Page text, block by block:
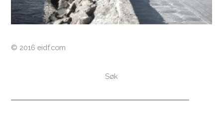
Holmen fjordhotell båthus og
© 2016 eidf.com
Søk